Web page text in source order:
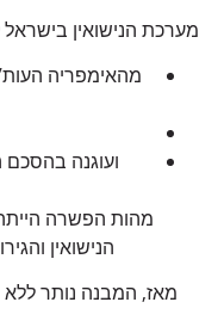
מערכת הנישואין
מהאימפריה
מהות הפשרה הייתה
הנישואין
מאז, המבנה נותר ללא